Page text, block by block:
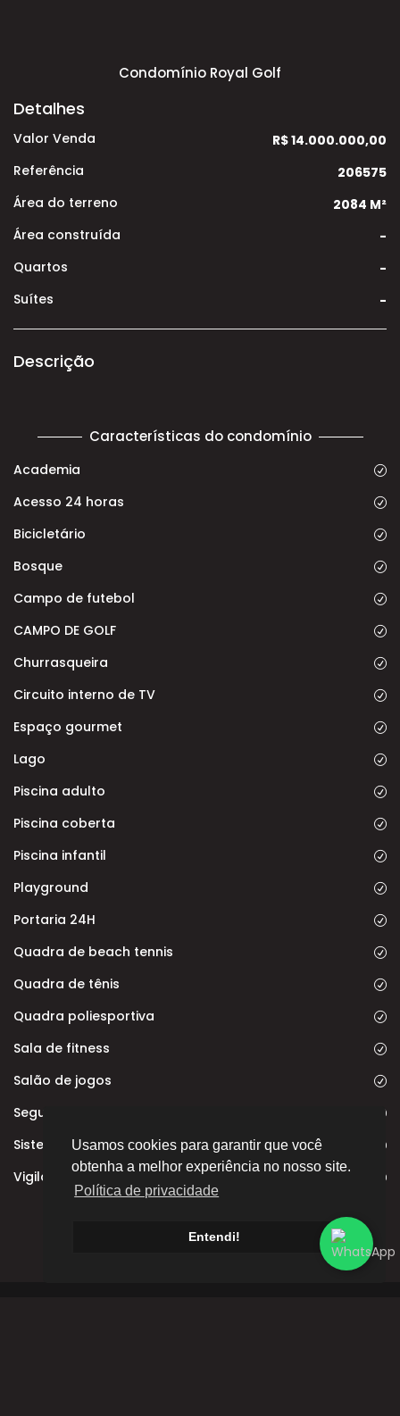
Usamos cookies para garantir que você
obtenha a melhor experiência no nosso site.
Política de privacidade
Entendi!
Condomínio Royal Golf
Detalhes
R$ 14.000.000,00
Valor Venda
206575
Referência
2084 M²
Área do terreno
-
Área construída
-
Quartos
-
Suítes
Descrição
Características do condomínio
Academia
Acesso 24 horas
Bicicletário
Bosque
Campo de futebol
CAMPO DE GOLF
Churrasqueira
Circuito interno de TV
Espaço gourmet
Lago
Piscina adulto
Piscina coberta
Piscina infantil
Playground
Portaria 24H
Quadra de beach tennis
Quadra de tênis
Quadra poliesportiva
Sala de fitness
Salão de jogos
Segurança interna
Sistema contra incêndio
Vigilância 24h